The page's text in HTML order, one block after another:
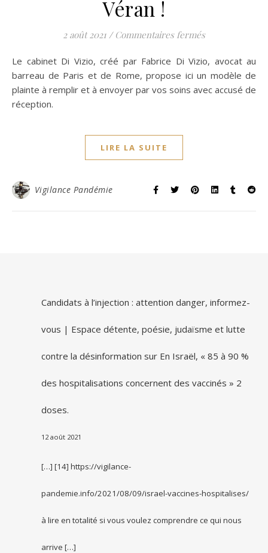
Véran !
2 août 2021 / Commentaires ferméssur Déposez
Le cabinet Di Vizio, créé par Fabrice Di Vizio, avocat au
barreau de Paris et de Rome, propose ici un modèle de
plainte à remplir et à envoyer par vos soins avec accusé de
réception.
LIRE LA SUITE
Vigilance Pandémie
Candidats à l’injection : attention danger, informez-
vous | Espace détente, poésie, judaïsme et lutte
contre la désinformation sur En Israël, « 85 à 90 %
des hospitalisations concernent des vaccinés » 2
doses.
12 août 2021
[…] [14] https://vigilance-
pandemie.info/2021/08/09/israel-vaccines-hospitalises/
à lire en totalité si vous voulez comprendre ce qui nous
arrive […]